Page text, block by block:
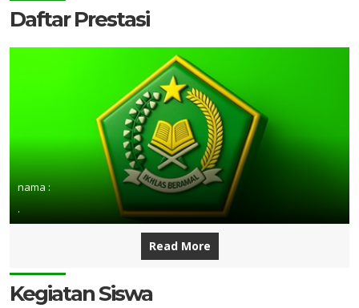
Daftar Prestasi
nama :
.
Read More
Kegiatan Siswa